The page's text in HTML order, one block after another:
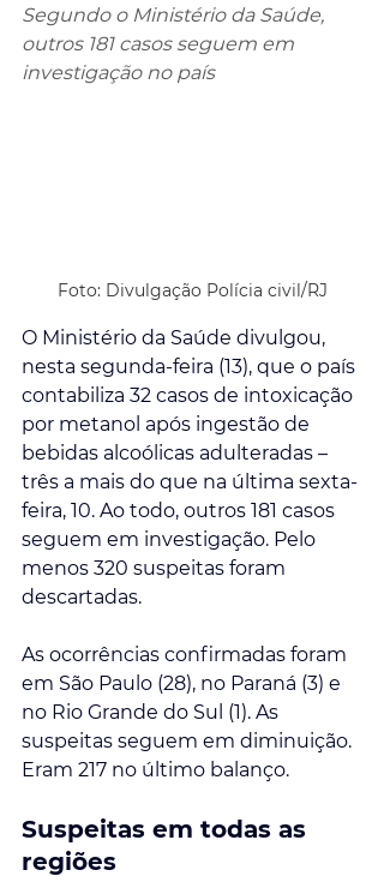
Segundo o Ministério da Saúde,
outros 181 casos seguem em
investigação no país
Foto: Divulgação Polícia civil/RJ
O Ministério da Saúde divulgou,
nesta segunda-feira (13), que o país
contabiliza 32 casos de intoxicação
por metanol após ingestão de
bebidas alcoólicas adulteradas –
três a mais do que na última sexta-
feira, 10. Ao todo, outros 181 casos
seguem em investigação. Pelo
menos 320 suspeitas foram
descartadas.
As ocorrências confirmadas foram
em São Paulo (28), no Paraná (3) e
no Rio Grande do Sul (1). As
suspeitas seguem em diminuição.
Eram 217 no último balanço.
Suspeitas em todas as
regiões